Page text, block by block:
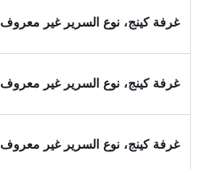
غرفة كينج، نوع السرير غير معروف
غرفة كينج، نوع السرير غير معروف
غرفة كينج، نوع السرير غير معروف